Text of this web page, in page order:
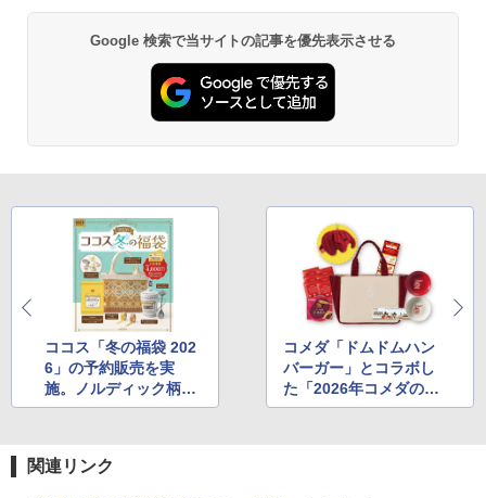
Google 検索で当サイトの記事を優先表示させる
ココス「冬の福袋 202
6」の予約販売を実
施。ノルディック柄の
ニットバッグやお食事
コメダ「ドムドムハン
バーガー」とコラボし
た「2026年コメダの福
袋」の予約開始
関連リンク